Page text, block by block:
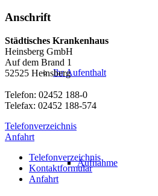
Ihr Aufenthalt
Aufnahme
Anschrift
Städtisches Krankenhaus
Heinsberg GmbH
Auf dem Brand 1
52525 Heinsberg
Telefon: 02452 188-0
Telefax: 02452 188-574
Telefonverzeichnis
Anfahrt
Telefonverzeichnis
Kontaktformular
Anfahrt